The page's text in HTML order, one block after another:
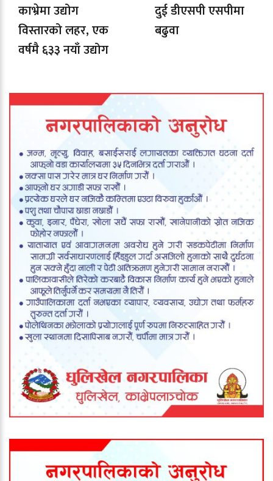
काभ्रेमा उद्योग
विस्तारको लहर, एक
वर्षमै ६३३ नयाँ उद्योग
दुई डीएसपी एसपीमा
बढुवा